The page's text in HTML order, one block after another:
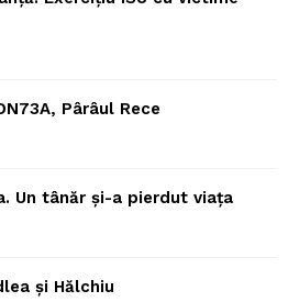
Pârâul Rece
Un tânăr și-a pierdut viața
și Hălchiu